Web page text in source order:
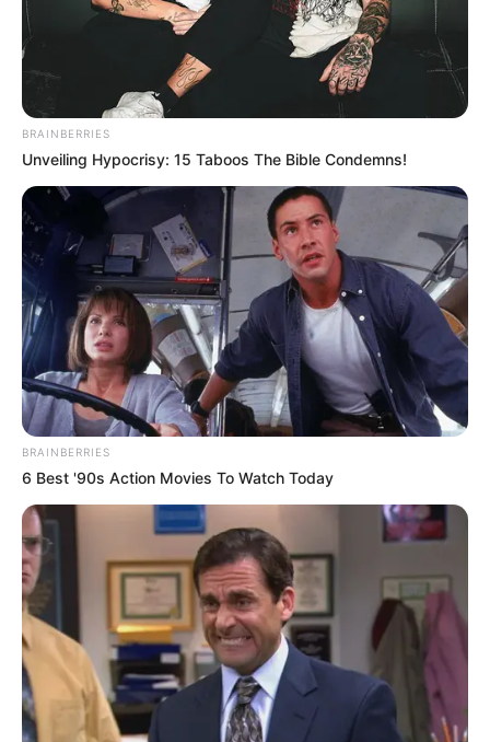
BRAINBERRIES
Unveiling Hypocrisy: 15 Taboos The Bible Condemns!
BRAINBERRIES
6 Best '90s Action Movies To Watch Today